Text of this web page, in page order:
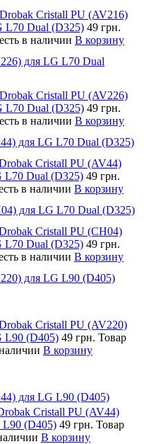
Cristall PU (AV216)
L70 Dual (D325) 49 грн.
в наличии В корзину
для LG L70 Dual
Cristall PU (AV226)
L70 Dual (D325) 49 грн.
в наличии В корзину
для LG L70 Dual (D325)
Cristall PU (AV44)
L70 Dual (D325) 49 грн.
в наличии В корзину
для LG L70 Dual (D325)
Cristall PU (CH04)
L70 Dual (D325) 49 грн.
в наличии В корзину
для LG L90 (D405)
Cristall PU (AV220)
L90 (D405) 49 грн. Товар
В корзину
для LG L90 (D405)
Cristall PU (AV44)
L90 (D405) 49 грн. Товар
В корзину